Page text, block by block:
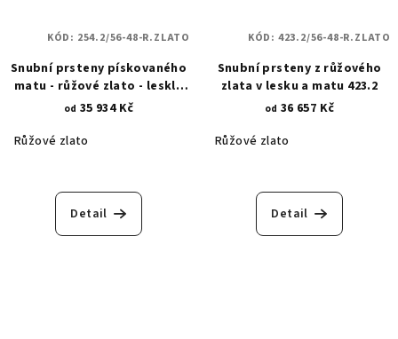
Snubní prsteny pískovaného
matu - růžové zlato - lesklé
zkosené linie a diamantové
od 35 934 Kč
Růžové zlato
Detail
KÓD: 254.2/56-48-R.ZLATO
Snubní prsteny z růžového
zlata v lesku a matu 423.2
od 36 657 Kč
Růžové zlato
Detail
KÓD: 423.2/56-48-R.ZLATO